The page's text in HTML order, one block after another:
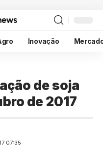
Inovação
de soja
de 2017
07:35